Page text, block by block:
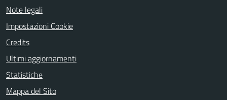
Note legali
Impostazioni Cookie
Credits
Ultimi aggiornamenti
Statistiche
Mappa del Sito